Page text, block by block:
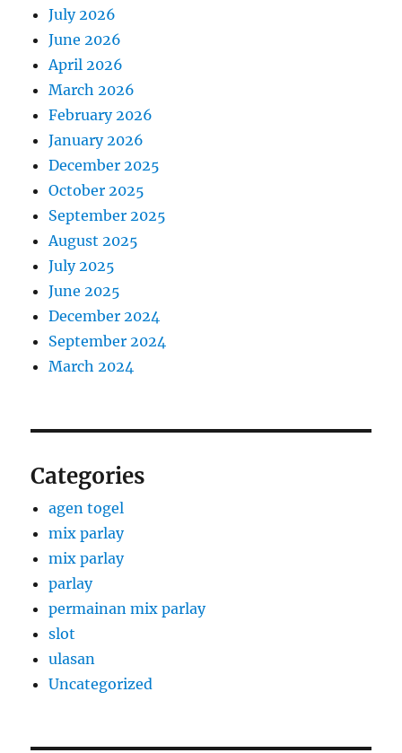
n
July 2026
June 2026
April 2026
March 2026
February 2026
January 2026
December 2025
October 2025
September 2025
August 2025
July 2025
June 2025
December 2024
September 2024
March 2024
Categories
agen togel
mix parlay
mix parlay
parlay
permainan mix parlay
slot
ulasan
Uncategorized